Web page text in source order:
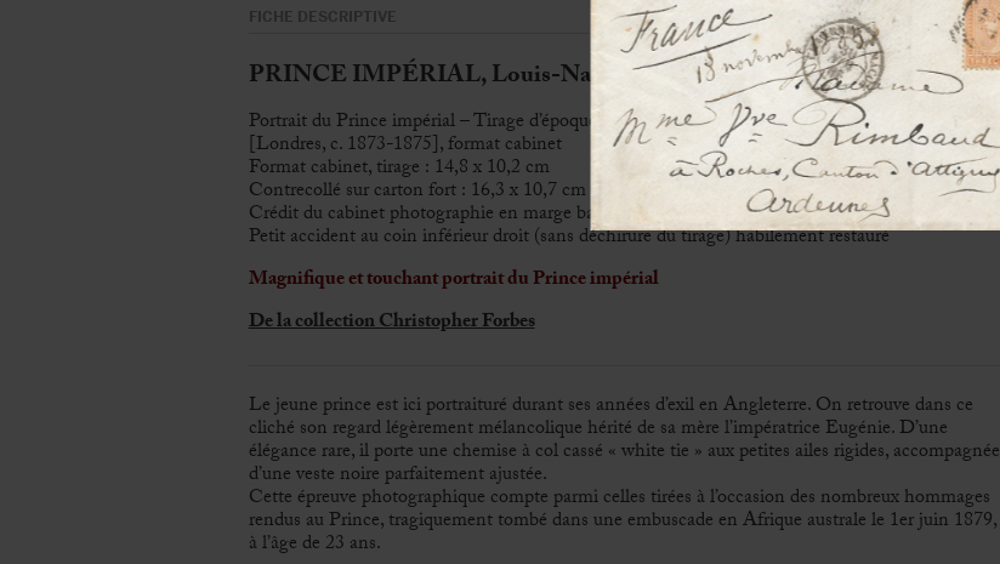
FICHE DESCRIPTIVE
PRINCE IMPÉRIAL, Louis-Napoléon Bonaparte (1856-1879)
Portrait du Prince impérial – Tirage d’époque légèrement postérieur
[Londres, c. 1873-1875], format cabinet
Format cabinet, tirage : 14,8 x 10,2 cm
Contrecollé sur carton fort : 16,3 x 10,7 cm
Crédit du cabinet photographie en marge basse du recto et sur le verso
Petit accident au coin inférieur droit (sans déchirure du tirage) habilement restauré
Magnifique et touchant portrait du Prince impérial
De la collection Christopher Forbes
Le jeune prince est ici portraituré durant ses années d’exil en Angleterre. On retrouve dans ce
cliché son regard légèrement mélancolique hérité de sa mère l’impératrice Eugénie. D’une
élégance rare, il porte une chemise à col cassé « white tie » aux petites ailes rigides, accompagnée
d’une veste noire parfaitement ajustée.
Cette épreuve photographique compte parmi celles tirées à l’occasion des nombreux hommages
rendus au Prince, tragiquement tombé dans une embuscade en Afrique australe le 1er juin 1879,
à l’âge de 23 ans.